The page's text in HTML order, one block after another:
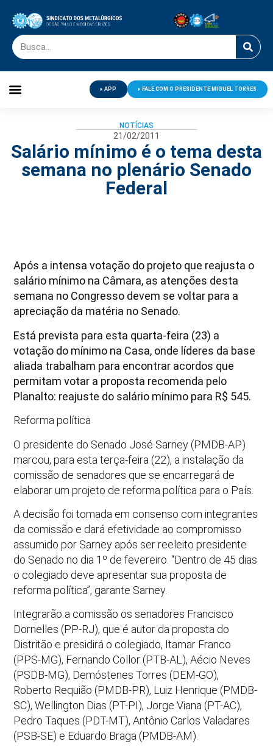
APP FALE COM O PRESIDENTE MIGUEL TORRES
NOTÍCIAS
21/02/2011
Salário mínimo é o tema desta
semana no plenário Senado
Federal
Após a intensa votação do projeto que reajusta o
salário mínimo na Câmara, as atenções desta
semana no Congresso devem se voltar para a
apreciação da matéria no Senado.
Está prevista para esta quarta-feira (23) a
votação do mínimo na Casa, onde líderes da base
aliada trabalham para encontrar acordos que
permitam votar a proposta recomenda pelo
Planalto: reajuste do salário mínimo para R$ 545.
Reforma política
O presidente do Senado José Sarney (PMDB-AP)
marcou, para esta terça-feira (22), a instalação da
comissão de senadores que se encarregará de
elaborar um projeto de reforma política para o País.
A decisão foi tomada em consenso com integrantes
da comissão e dará efetividade ao compromisso
assumido por Sarney após ser reeleito presidente
do Senado no dia 1º de fevereiro. “Dentro de 45 dias
o colegiado deve apresentar sua proposta de
reforma política”, garante Sarney.
Integrarão a comissão os senadores Francisco
Dornelles (PP-RJ), que é autor da proposta do
Distritão e presidirá o colegiado, Itamar Franco
(PPS-MG), Fernando Collor (PTB-AL), Aécio Neves
(PSDB-MG), Demóstenes Torres (DEM-GO),
Roberto Requião (PMDB-PR), Luiz Henrique (PMDB-
SC), Wellington Dias (PT-PI), Jorge Viana (PT-AC),
Pedro Taques (PDT-MT), Antônio Carlos Valadares
(PSB-SE) e Eduardo Braga (PMDB-AM).